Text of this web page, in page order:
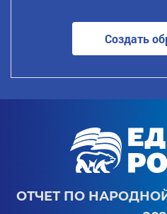
Создать
ОТЧЕТ ПО